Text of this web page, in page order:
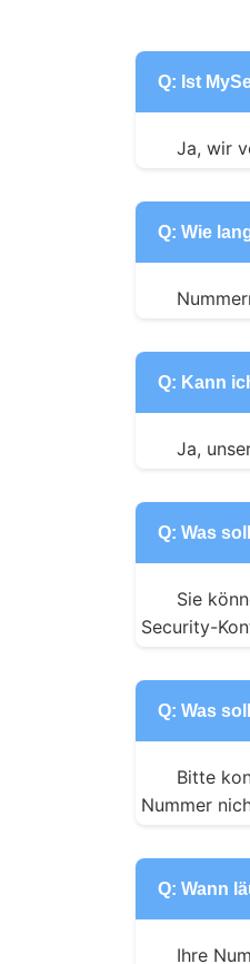
Q: Ist
Ja, wir
Q: Wie
Q: Kann
Ja,
Q: Was
Sie
Security-
Q: Was
Bitte
Nummer
Q: Wann
Ihre